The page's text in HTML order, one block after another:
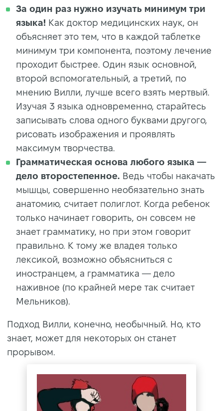
За один раз нужно изучать минимум три
языка! Как доктор медицинских наук, он
объясняет это тем, что в каждой таблетке
минимум три компонента, поэтому лечение
проходит быстрее. Один язык основной,
второй вспомогательный, а третий, по
мнению Вилли, лучше всего взять мертвый.
Изучая 3 языка одновременно, старайтесь
записывать слова одного буквами другого,
рисовать изображения и проявлять
максимум творчества.
Грамматическая основа любого языка —
дело второстепенное. Ведь чтобы накачать
мышцы, совершенно необязательно знать
анатомию, считает полиглот. Когда ребенок
только начинает говорить, он совсем не
знает грамматику, но при этом говорит
правильно. К тому же владея только
лексикой, возможно объясниться с
иностранцем, а грамматика — дело
наживное (по крайней мере так считает
Мельников).
Подход Вилли, конечно, необычный. Но, кто
знает, может для некоторых он станет
прорывом.